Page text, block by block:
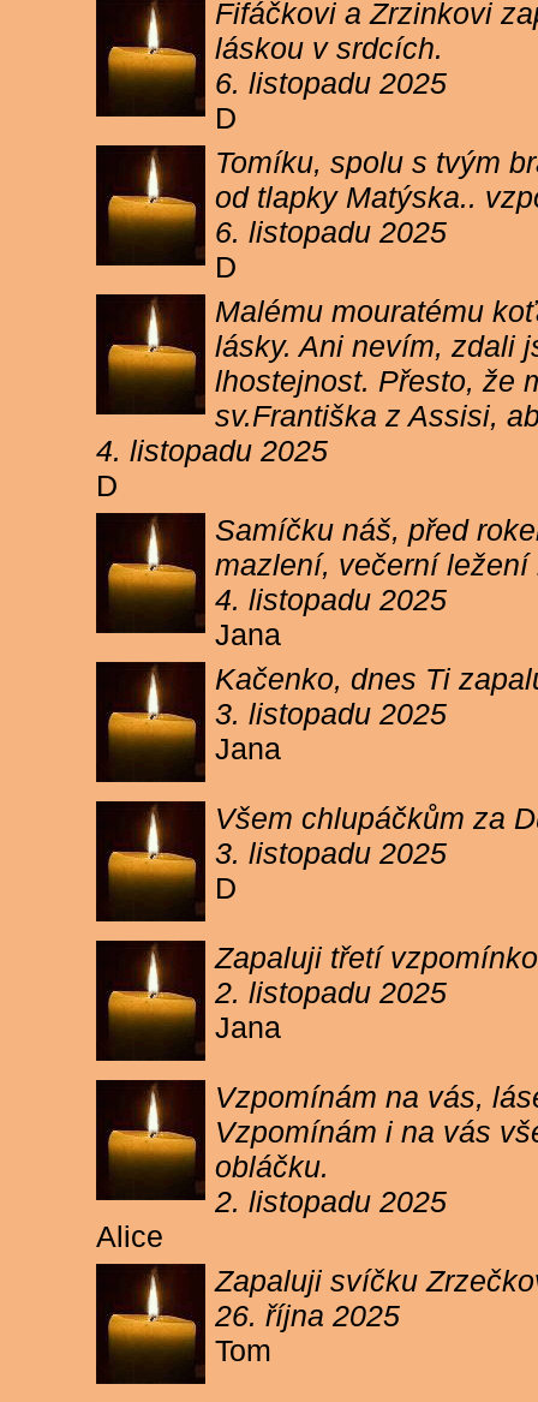
Fifáčkovi a Zrzinkovi
láskou v srdcích.
6. listopadu 2025
D
Tomíku, spolu s tvým
od tlapky Matýska..
6. listopadu 2025
D
Malému mouratému
lásky. Ani nevím, zdali
lhostejnost. Přesto, že
sv.Františka z Assisi,
4. listopadu 2025
D
Samíčku náš, před
mazlení, večerní
4. listopadu 2025
Jana
Kačenko, dnes Ti
3. listopadu 2025
Jana
Všem chlupáčkům za
3. listopadu 2025
D
Zapaluji třetí
2. listopadu 2025
Jana
Vzpomínám na vás,
Vzpomínám i na vás
obláčku.
2. listopadu 2025
Alice
Zapaluji svíčku
26. října 2025
Tom